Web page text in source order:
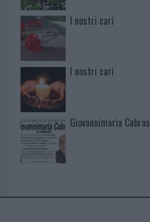
I nostri cari
I nostri cari
Giovannimaria Cabras